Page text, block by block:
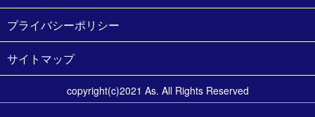
プライバシーポリシー
サイトマップ
copyright(c)2021 As. All Rights Reserved